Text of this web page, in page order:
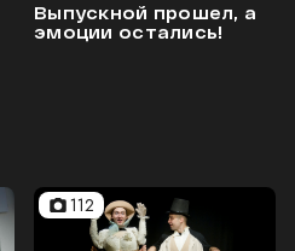
Выпускной прошел, а
эмоции остались!
112